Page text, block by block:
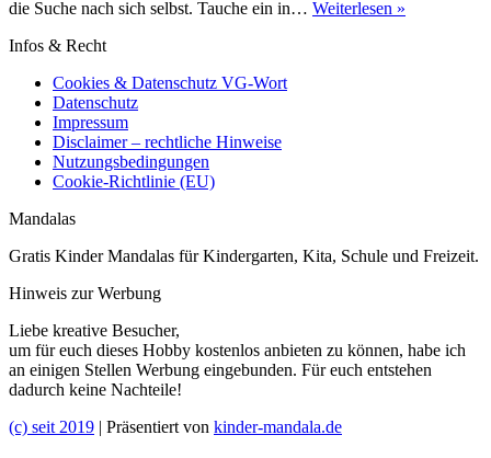
die Suche nach sich selbst. Tauche ein in… Weiterlesen »
Infos & Recht
Cookies & Datenschutz VG-Wort
Datenschutz
Impressum
Disclaimer – rechtliche Hinweise
Nutzungsbedingungen
Cookie-Richtlinie (EU)
Mandalas
Gratis Kinder Mandalas für Kindergarten, Kita, Schule und Freizeit.
Hinweis zur Werbung
Liebe kreative Besucher,
um für euch dieses Hobby kostenlos anbieten zu können, habe ich
an einigen Stellen Werbung eingebunden. Für euch entstehen
dadurch keine Nachteile!
(c) seit 2019 | Präsentiert von kinder-mandala.de